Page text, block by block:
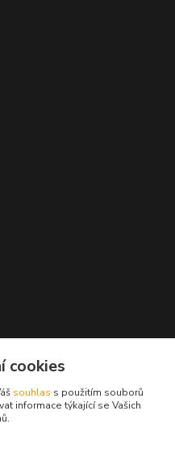
cookies
souhlas s použitím souborů
informace týkající se Vašich